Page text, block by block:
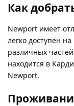
Как
Newport имеет
легко доступен
различных
находится в
Newport.